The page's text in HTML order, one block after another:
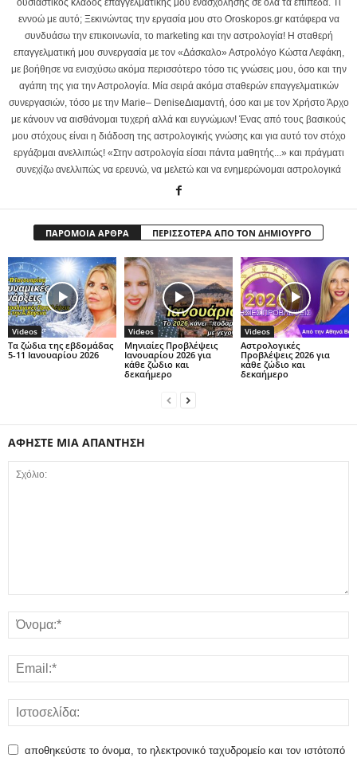
εννοώ με αυτό; Ξεκινώντας την εργασία μου στο Oroskopos.gr κατάφερα να
συνδυάσω την επικοινωνία, το marketing και την αστρολογία! Η σταθερή
επαγγελματική μου συνεργασία με τον «Δάσκαλο» Αστρολόγο Κώστα Λεφάκη,
με βοήθησε να ενισχύσω ακόμα περισσότερο τόσο τις γνώσεις μου, όσο και την
αγάπη της για την Αστρολογία. Μία σειρά ακόμα σταθερών επαγγελματικών
συνεργασιών, τόσο με την Marie– DeniseΔιαμαντή, όσο και με τον Χρήστο Άρχο
με κάνουν να αισθάνομαι τυχερή αλλά και ευγνώμων! Ένας από τους βασικούς
μου στόχους είναι η διάδοση της αστρολογικής γνώσης και για αυτό τον στόχο
εργάζομαι ανελλιπώς! «Στην αστρολογία είσαι πάντα μαθητής...» και πράγματι
συνεχίζω ανελλιπώς να ερευνώ, να μελετώ και να ενημερώνομαι αστρολογικά
ΠΑΡΟΜΟΙΑ ΑΡΘΡΑ ΠΕΡΙΣΣΟΤΕΡΑ ΑΠΟ ΤΟΝ ΔΗΜΙΟΥΡΓΟ
Videos
Τα ζώδια της εβδομάδας
5-11 Ιανουαρίου 2026
Videos
Μηνιαίες Προβλέψεις
Ιανουαρίου 2026 για
κάθε ζώδιο και
δεκαήμερο
Videos
Αστρολογικές
Προβλέψεις 2026 για
κάθε ζώδιο και
δεκαήμερο
ΑΦΗΣΤΕ ΜΙΑ ΑΠΑΝΤΗΣΗ
αποθηκεύστε το όνομα, το ηλεκτρονικό ταχυδρομείο και τον ιστότοπό